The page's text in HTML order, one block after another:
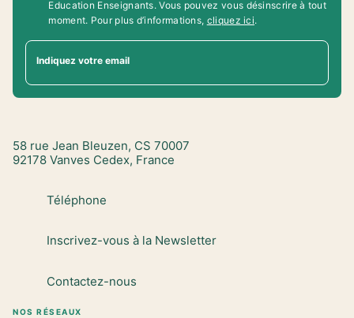
Education Enseignants. Vous pouvez vous désinscrire à tout
moment. Pour plus d’informations, cliquez ici.
Indiquez votre email
58 rue Jean Bleuzen, CS 70007
92178 Vanves Cedex, France
Téléphone
Inscrivez-vous à la Newsletter
Contactez-nous
NOS RÉSEAUX